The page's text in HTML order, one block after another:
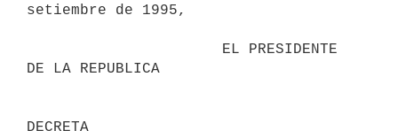
setiembre de 1995,
DE LA REPUBLICA